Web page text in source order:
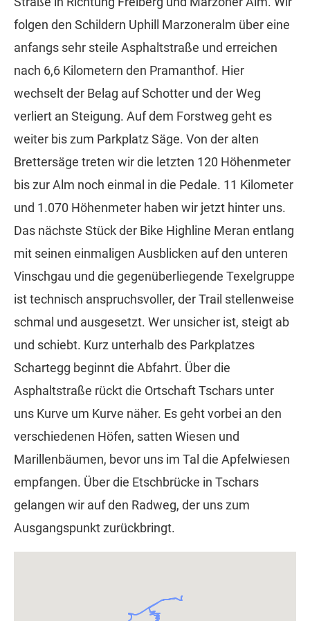
folgen den Schildern Uphill Marzoneralm über eine
anfangs sehr steile Asphaltstraße und erreichen
nach 6,6 Kilometern den Pramanthof. Hier
wechselt der Belag auf Schotter und der Weg
verliert an Steigung. Auf dem Forstweg geht es
weiter bis zum Parkplatz Säge. Von der alten
Brettersäge treten wir die letzten 120 Höhenmeter
bis zur Alm noch einmal in die Pedale. 11 Kilometer
und 1.070 Höhenmeter haben wir jetzt hinter uns.
Das nächste Stück der Bike Highline Meran entlang
mit seinen einmaligen Ausblicken auf den unteren
Vinschgau und die gegenüberliegende Texelgruppe
ist technisch anspruchsvoller, der Trail stellenweise
schmal und ausgesetzt. Wer unsicher ist, steigt ab
und schiebt. Kurz unterhalb des Parkplatzes
Schartegg beginnt die Abfahrt. Über die
Asphaltstraße rückt die Ortschaft Tschars unter
uns Kurve um Kurve näher. Es geht vorbei an den
verschiedenen Höfen, satten Wiesen und
Marillenbäumen, bevor uns im Tal die Apfelwiesen
empfangen. Über die Etschbrücke in Tschars
gelangen wir auf den Radweg, der uns zum
Ausgangspunkt zurückbringt.